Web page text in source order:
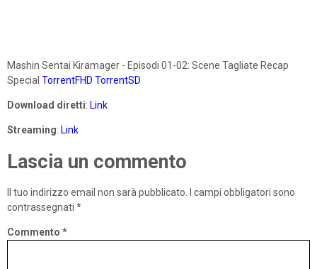
Mashin Sentai Kiramager - Episodi 01-02: Scene Tagliate Recap
Special TorrentFHD TorrentSD
Download diretti: Link
Streaming: Link
Lascia un commento
Il tuo indirizzo email non sarà pubblicato.
I campi obbligatori sono
contrassegnati *
Commento *